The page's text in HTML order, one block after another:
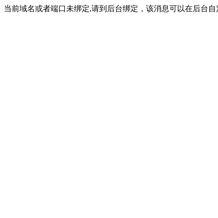
当前域名或者端口未绑定,请到后台绑定，该消息可以在后台自